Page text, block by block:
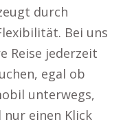
durch
Bei uns
Reise jederzeit
egal ob
unterwegs,
nur einen Klick